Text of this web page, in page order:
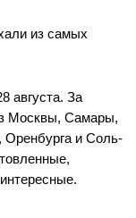
из самых
августа. За
Москвы, Самары,
Оренбурга и Соль-